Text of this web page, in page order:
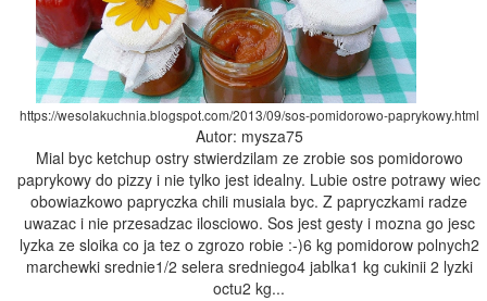
https://wesolakuchnia.blogspot.com/2013/09/sos-pomidorowo-paprykowy.html
Autor: mysza75
Mial byc ketchup ostry stwierdzilam ze zrobie sos pomidorowo
paprykowy do pizzy i nie tylko jest idealny. Lubie ostre potrawy wiec
obowiazkowo papryczka chili musiala byc. Z papryczkami radze
uwazac i nie przesadzac ilosciowo. Sos jest gesty i mozna go jesc
lyzka ze sloika co ja tez o zgrozo robie :-)6 kg pomidorow polnych2
marchewki srednie1/2 selera sredniego4 jablka1 kg cukinii 2 lyzki
octu2 kg...